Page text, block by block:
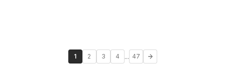
1 2 3 4 ... 47